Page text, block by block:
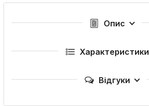
Опис
Характеристики
Відгуки